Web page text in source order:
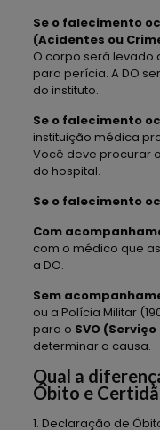
Se o falecimento
(Acidentes ou
O corpo será levado
para perícia. A DO
do instituto.
Se o falecimento
instituição médica
Você deve procurar
do hospital.
Se o falecimento
Com
com o médico que
a DO.
Sem
ou a Polícia Militar
para o SVO
determinar a causa.
Qual a
Óbito e
1. Declaração de